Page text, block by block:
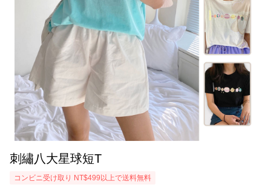
刺繡八大星球短T
コンビニ受け取り NT$499以上で送料無料